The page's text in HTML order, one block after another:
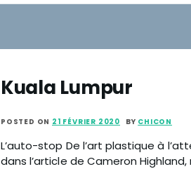
Kuala Lumpur
POSTED ON 21 FÉVRIER 2020 BY CHICON
L’auto-stop De l’art plastique à
dans l’article de Cameron